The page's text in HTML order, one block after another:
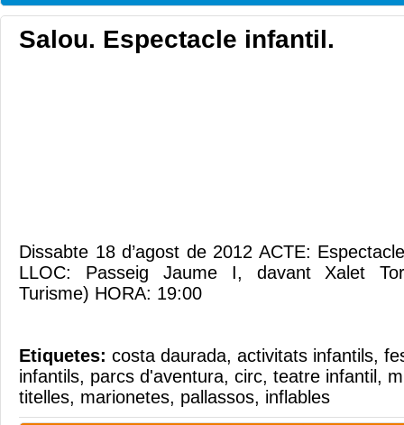
Salou. Espectacle infantil.
Dissabte 18 d’agost de 2012 ACTE:
LLOC: Passeig Jaume I, davant Xalet
Turisme) HORA: 19:00
Etiquetes: costa daurada, activitats infantils,
infantils, parcs d'aventura, circ, teatre infantil ,
titelles, marionetes, pallassos, inflables